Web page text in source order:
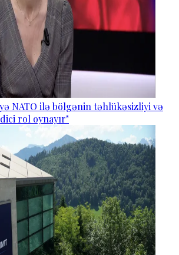
NATO ilə bölgənin təhlükəsizliyi və
rol oynayır"